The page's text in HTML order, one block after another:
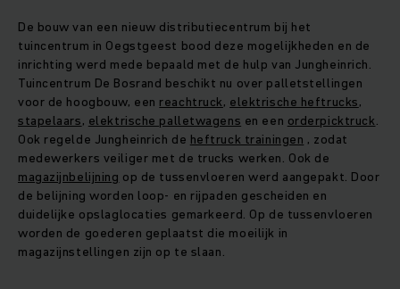
De bouw van een nieuw distributiecentrum bij het
tuincentrum in Oegstgeest bood deze mogelijkheden en de
inrichting werd mede bepaald met de hulp van Jungheinrich.
Tuincentrum De Bosrand beschikt nu over palletstellingen
voor de hoogbouw, een reachtruck, elektrische heftrucks,
stapelaars, elektrische palletwagens en een orderpicktruck.
Ook regelde Jungheinrich de heftruck trainingen , zodat
medewerkers veiliger met de trucks werken. Ook de
magazijnbelijning op de tussenvloeren werd aangepakt. Door
de belijning worden loop- en rijpaden gescheiden en
duidelijke opslaglocaties gemarkeerd. Op de tussenvloeren
worden de goederen geplaatst die moeilijk in
magazijnstellingen zijn op te slaan.